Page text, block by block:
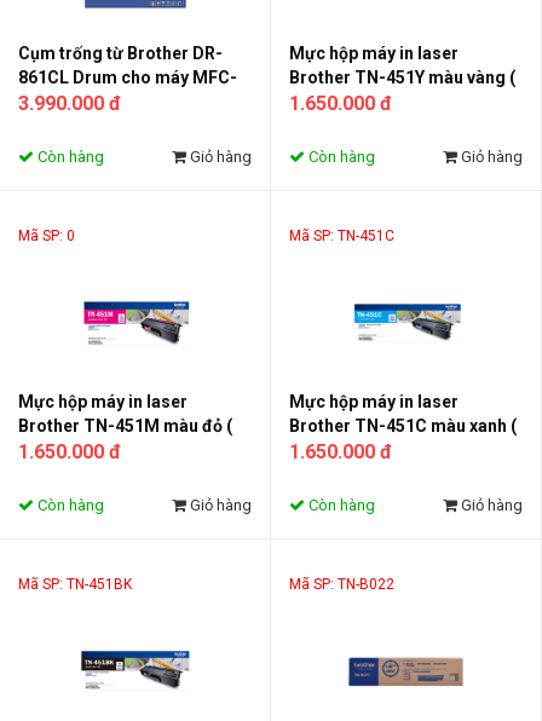
Cụm trống từ Brother DR-
861CL Drum cho máy MFC-
L9630CDN - 100.000 trang
3.990.000 đ
Còn hàng Giỏ hàng
Mực hộp máy in laser
Brother TN-451Y màu vàng (
Toner TN-451Y )
1.650.000 đ
Còn hàng Giỏ hàng
Mã SP: 0
Mực hộp máy in laser
Brother TN-451M màu đỏ (
Toner TN-451M )
1.650.000 đ
Còn hàng Giỏ hàng
Mã SP: TN-451C
Mực hộp máy in laser
Brother TN-451C màu xanh (
Toner TN-451C )
1.650.000 đ
Còn hàng Giỏ hàng
Mã SP: TN-451BK Mã SP: TN-B022